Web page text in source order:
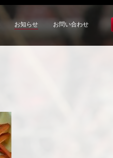
お知らせ お問い合わせ